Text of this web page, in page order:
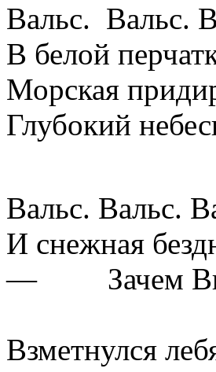
Вальс. Вальс.
В белой
Морская
Глубокий
Вальс. Вальс.
И снежная
— Зачем Вы
Взметнулся